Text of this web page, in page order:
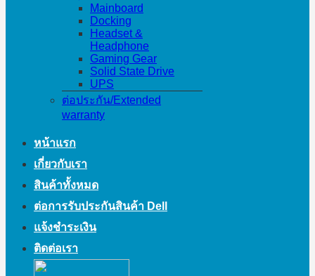
Mainboard
Docking
Headset &
Headphone
Gaming Gear
Solid State Drive
UPS
ต่อประกัน/Extended
warranty
หน้าแรก
เกี่ยวกับเรา
สินค้าทั้งหมด
ต่อการรับประกันสินค้า Dell
แจ้งชำระเงิน
ติดต่อเรา